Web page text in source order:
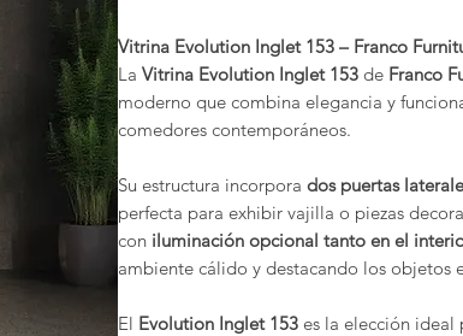
Vitrina Evolution Inglet 153 – Franco
LaVitrina Evolution Inglet 153 de Franco
moderno que combina elegancia y
comedores contemporáneos.
Su estructura incorporados puertas
perfecta para exhibir vajilla o piezas
con iluminación opcional tanto en el
ambiente cálido y destacando los objetos
El Evolution Inglet 153 es la elección ideal